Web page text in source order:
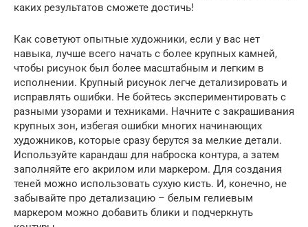
каких результатов сможете достичь!
Как советуют опытные художники, если у вас нет
навыка, лучше всего начать с более крупных камней,
чтобы рисунок был более масштабным и легким в
исполнении. Крупный рисунок легче детализировать и
исправлять ошибки. Не бойтесь экспериментировать с
разными узорами и техниками. Начните с закрашивания
крупных зон, избегая ошибки многих начинающих
художников, которые сразу берутся за мелкие детали.
Используйте карандаш для наброска контура, а затем
заполняйте его акрилом или маркером. Для создания
теней можно использовать сухую кисть. И, конечно, не
забывайте про детализацию – белым гелиевым
маркером можно добавить блики и подчеркнуть